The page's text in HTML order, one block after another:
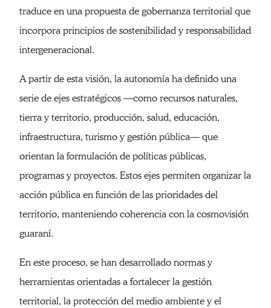
traduce en una propuesta de gobernanza territorial que
incorpora principios de sostenibilidad y responsabilidad
intergeneracional.
A partir de esta visión, la autonomía ha definido una
serie de ejes estratégicos —como recursos naturales,
tierra y territorio, producción, salud, educación,
infraestructura, turismo y gestión pública— que
orientan la formulación de políticas públicas,
programas y proyectos. Estos ejes permiten organizar la
acción pública en función de las prioridades del
territorio, manteniendo coherencia con la cosmovisión
guaraní.
En este proceso, se han desarrollado normas y
herramientas orientadas a fortalecer la gestión
territorial, la protección del medio ambiente y el